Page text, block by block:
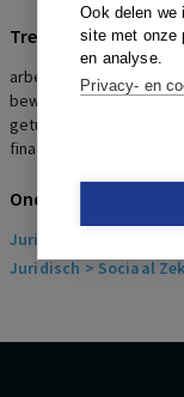
Ook delen we
site met onze
en analyse.
Privacy- en
Trefwoorden
arbeidsongeval,
bewijslastrisico,
getuigenverklaringen,
finale kwijtingsbeding
Onderwerpen
Juridisch
Juridisch > Sociaal